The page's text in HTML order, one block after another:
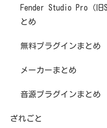
Fender Studio Pro（旧
とめ
無料プラグインまとめ
メーカーまとめ
音源プラグインまとめ
ざれごと